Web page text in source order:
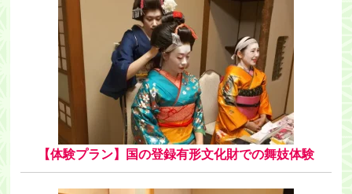
アクセス
能代観光協会について
会員募集
会員一覧
旅行のお申し込み
【体験プラン】国の登録有形文化財での舞妓体験